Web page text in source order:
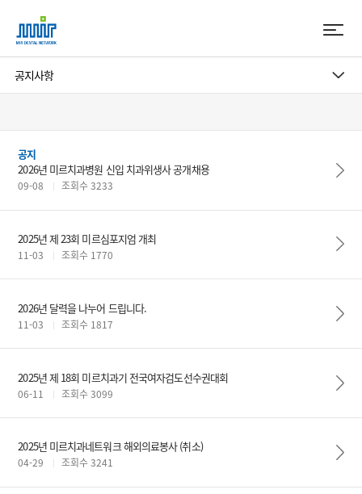
공지
2026년 미르치과병원 신입 치과위생사 공개채용
09-08 조회수 3233
2025년 제 23회 미르심포지엄 개최
11-03 조회수 1770
2026년 달력을 나누어 드립니다.
11-03 조회수 1817
2025년 제 18회 미르치과기 전국여자검도선수권대회
06-11 조회수 3099
2025년 미르치과네트워크 해외의료봉사 (취소)
04-29 조회수 3241